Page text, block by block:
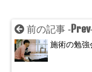
前の記事 - Prev
施術の勉強